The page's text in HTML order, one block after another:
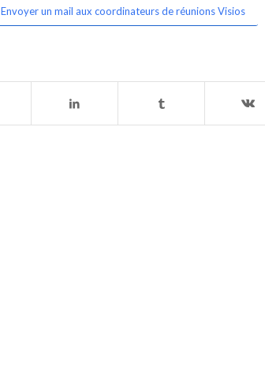
Envoyer un mail aux coordinateurs de réunions Visios